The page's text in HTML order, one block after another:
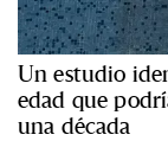
Un estudio
edad que
una década